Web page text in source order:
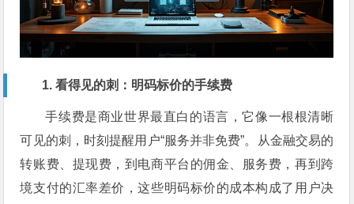
1. 看得见的刺：明码标价的手续费
手续费是商业世界最直白的语言，它像一根根清晰
可见的刺，时刻提醒用户“服务并非免费”。从金融交易的
转账费、提现费，到电商平台的佣金、服务费，再到跨
境支付的汇率差价，这些明码标价的成本构成了用户决